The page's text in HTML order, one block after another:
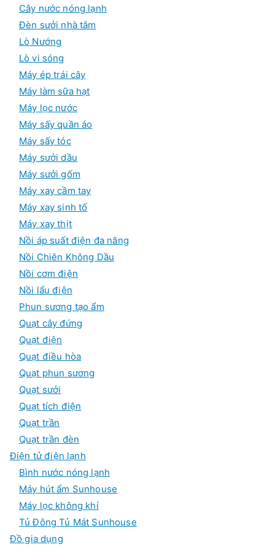
Cây nước nóng lạnh
Đèn sưởi nhà tắm
Lò Nướng
Lò vi sóng
Máy ép trái cây
Máy làm sữa hạt
Máy lọc nước
Máy sấy quần áo
Máy sấy tóc
Máy sưởi dầu
Máy sưởi gốm
Máy xay cầm tay
Máy xay sinh tố
Máy xay thịt
Nồi áp suất điện đa năng
Nồi Chiên Không Dầu
Nồi cơm điện
Nồi lẩu điện
Phun sương tạo ẩm
Quạt cây đứng
Quạt điện
Quạt điều hòa
Quạt phun sương
Quạt sưởi
Quạt tích điện
Quạt trần
Quạt trần đèn
Điện tử điện lạnh
Bình nước nóng lạnh
Máy hút ẩm Sunhouse
Máy lọc không khí
Tủ Đông Tủ Mát Sunhouse
Đồ gia dụng